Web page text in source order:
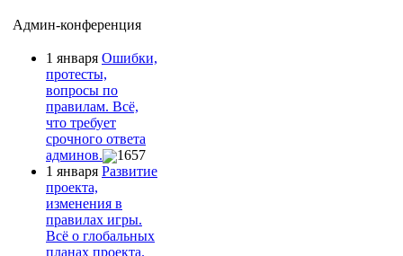
Админ-конференция
1 января Ошибки,
протесты,
вопросы по
правилам. Всё,
что требует
срочного ответа
админов.
1657
1 января Развитие
проекта,
изменения в
правилах игры.
Всё о глобальных
планах проекта.